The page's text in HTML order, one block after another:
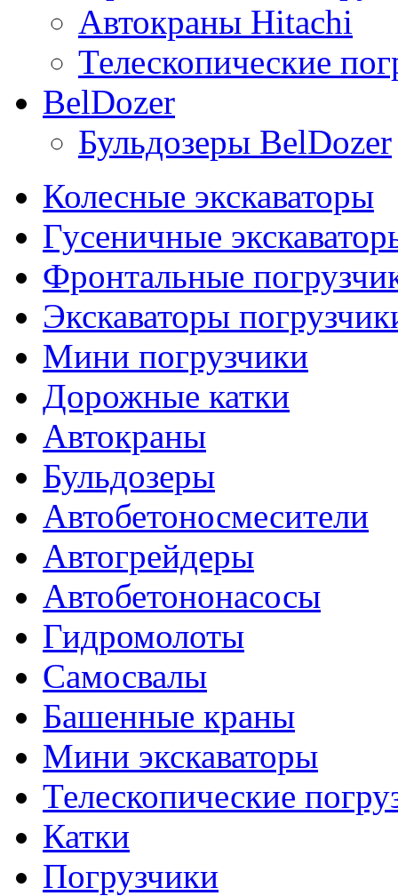
Автокраны Hitachi
Телескопические
BelDozer
Бульдозеры BelDozer
Колесные экскаваторы
Гусеничные
Фронтальные
Экскаваторы
Мини погрузчики
Дорожные катки
Автокраны
Бульдозеры
Автобетоносмесители
Автогрейдеры
Автобетононасосы
Гидромолоты
Самосвалы
Башенные краны
Мини экскаваторы
Телескопические
Катки
Погрузчики